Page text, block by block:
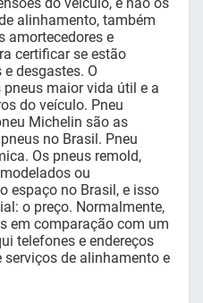
alinhamento, também
amortecedores e
certificar se estão
desgastes. O
maior vida útil e a
do veículo. Pneu
Michelin são as
no Brasil. Pneu
Os pneus remold,
ou
espaço no Brasil, e isso
o preço. Normalmente,
em comparação com um
telefones e endereços
serviços de alinhamento e